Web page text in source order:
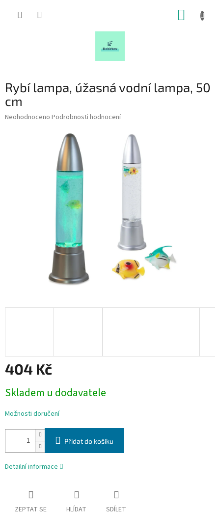
Rybí lampa, úžasná vodní lampa, 50
cm
Průměrné
Neohodnoceno Podrobnosti hodnocení
404 Kč
cena:
Skladem u dodavatele
Možnosti doručení
Přidat do košíku
Detailní informace
ZEPTAT SE HLÍDAT SDÍLET